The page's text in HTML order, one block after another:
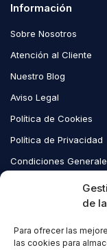
de
Para ofrecer las
las cookies para
Información
Sobre Nosotros
Atención al Cliente
Nuestro Blog
Aviso Legal
Política de Cookies
Política de Privacidad
Condiciones
Copyright © 2023